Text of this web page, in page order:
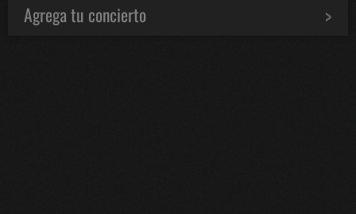
Agrega tu concierto